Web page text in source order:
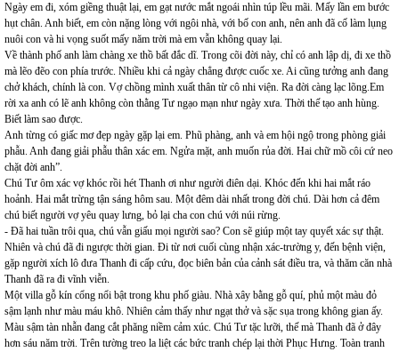
Ngày em đi, xóm giềng thuật lại, em gạt nước mắt ngoái nhìn túp lều mãi. Mấy lần em bước
hụt chân. Anh biết, em còn nặng lòng với ngôi nhà, với bố con anh, nên anh đã cố làm lụng
nuôi con và hi vọng suốt mấy năm trời mà em vẫn không quay lại.
Về thành phố anh làm chàng xe thồ bất đắc dĩ. Trong cõi đời này, chỉ có anh lập dị, đi xe thồ
mà lẽo đẽo con phía trước. Nhiều khi cả ngày chẳng được cuốc xe. Ai cũng tưởng anh đang
chở khách, chính là con. Vợ chồng mình xuất thân từ cô nhi viện. Ra đời càng lạc lõng.Em
rời xa anh có lẽ anh không còn thằng Tư ngạo mạn như ngày xưa. Thời thế tạo anh hùng.
Biết làm sao được.
Anh từng có giấc mơ đẹp ngày gặp lại em. Phũ phàng, anh và em hội ngộ trong phòng giải
phẫu. Anh đang giải phẫu thân xác em. Ngửa mặt, anh muốn rủa đời. Hai chữ mồ côi cứ neo
chặt đời anh”.
Chú Tư ôm xác vợ khóc rồi hét Thanh ơi như người điên dại. Khóc đến khi hai mắt ráo
hoảnh. Hai mắt trừng tận sáng hôm sau. Một đêm dài nhất trong đời chú. Dài hơn cả đêm
chú biết người vợ yêu quay lưng, bỏ lại cha con chú với núi rừng.
- Đã hai tuần trôi qua, chú vẫn giấu mọi người sao? Con sẽ giúp một tay quyết xác sự thật.
Nhiên và chú đã đi ngược thời gian. Đi từ nơi cuối cùng nhận xác-trường y, đến bệnh viện,
gặp người xích lô đưa Thanh đi cấp cứu, đọc biên bản của cảnh sát điều tra, và thăm căn nhà
Thanh đã ra đi vĩnh viễn.
Một villa gỗ kín cổng nổi bật trong khu phố giàu. Nhà xây bằng gỗ quí, phủ một màu đỏ
sậm lạnh như màu máu khô. Nhiên cảm thấy như ngạt thở và sặc sụa trong không gian ấy.
Màu sậm tàn nhẫn đang cắt phăng niềm cảm xúc. Chú Tư tặc lưỡi, thế mà Thanh đã ở đây
hơn sáu năm trời. Trên tường treo la liệt các bức tranh chép lại thời Phục Hưng. Toàn tranh